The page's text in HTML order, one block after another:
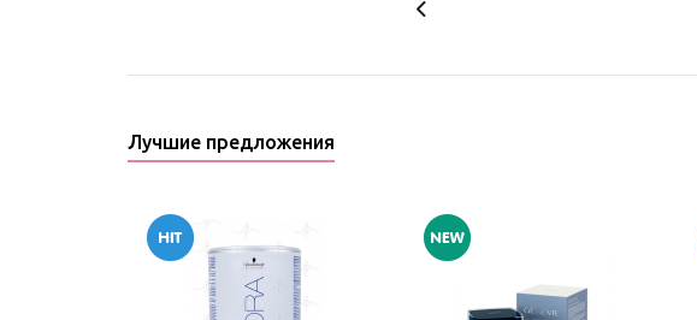
Лучшие предложения